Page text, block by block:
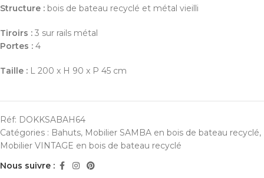
Structure : bois de bateau recyclé et métal vieilli
Tiroirs : 3 sur rails métal
Portes : 4
Taille : L 200 x H 90 x P 45 cm
Réf: DOKKSABAH64
Catégories : Bahuts, Mobilier SAMBA en bois de bateau recyclé,
Mobilier VINTAGE en bois de bateau recyclé
Nous suivre :